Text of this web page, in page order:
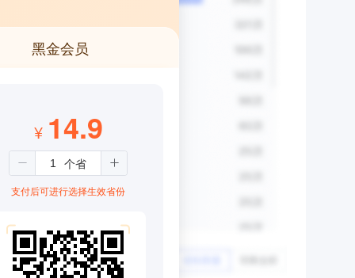
黑金会员
¥ 14.9
支付后可进行选择生效省份